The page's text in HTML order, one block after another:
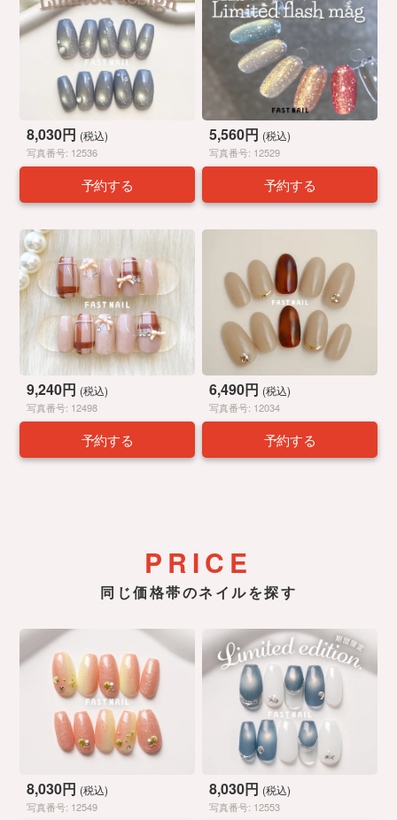
8,030円 (税込)
写真番号: 12536
予約する
5,560円 (税込)
写真番号: 12529
予約する
9,240円 (税込)
写真番号: 12498
予約する
6,490円 (税込)
写真番号: 12034
予約する
PRICE
同じ価格帯のネイルを探す
8,030円 (税込)
写真番号: 12549
8,030円 (税込)
写真番号: 12553